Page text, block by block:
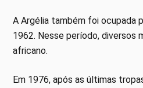
A Argélia também foi ocupada
1962. Nesse período, diversos
africano.
Em 1976, após as últimas